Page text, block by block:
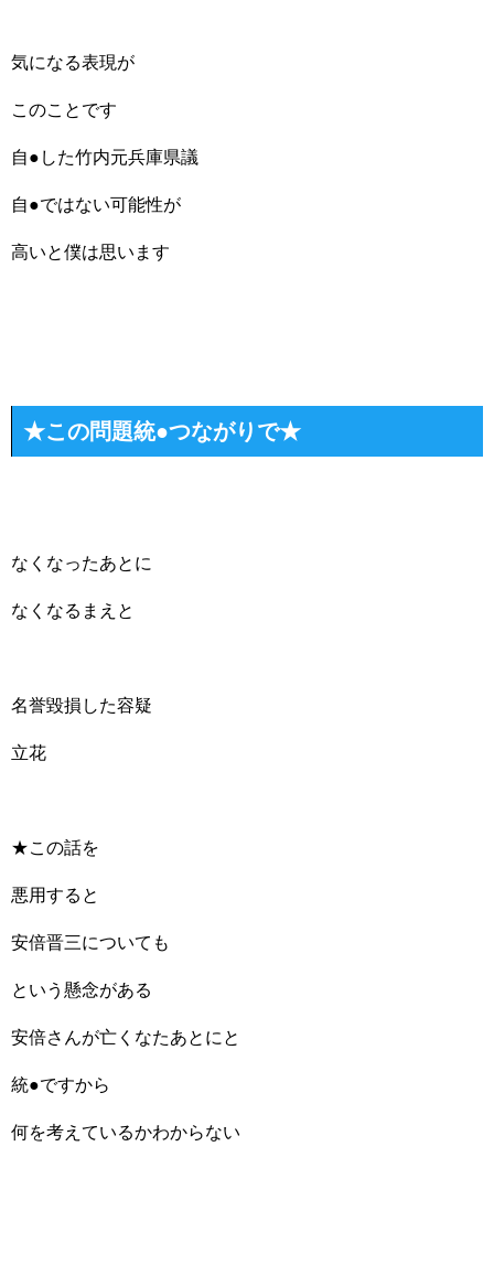
気になる表現が
このことです
自●した竹内元兵庫県議
自●ではない可能性が
高いと僕は思います
★この問題統●つながりで★
なくなったあとに
なくなるまえと
名誉毀損した容疑
立花
★この話を
悪用すると
安倍晋三についても
という懸念がある
安倍さんが亡くなたあとにと
統●ですから
何を考えているかわからない